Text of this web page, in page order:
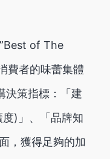
of The
費者的味蕾集體
決策指標：「建
)」、「品牌知
，獲得足夠的加